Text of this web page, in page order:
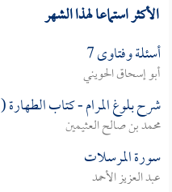
الأكثر استماعا لهذا الشهر
أسئلة وفتاوى 7
أبو إسحاق الحويني
شرح بلوغ المرام - كتاب الطهارة (25)
محمد بن صالح العثيمين
سورة المرسلات
عبد العزيز الأحمد